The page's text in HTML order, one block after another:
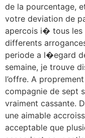
de la pourcentage,
votre deviation de
apercois i� tous les
differents
periode a l�egard
semaine, je trouve
l’offre. A
compagnie de sept
vraiment cassante.
une aimable
acceptable que